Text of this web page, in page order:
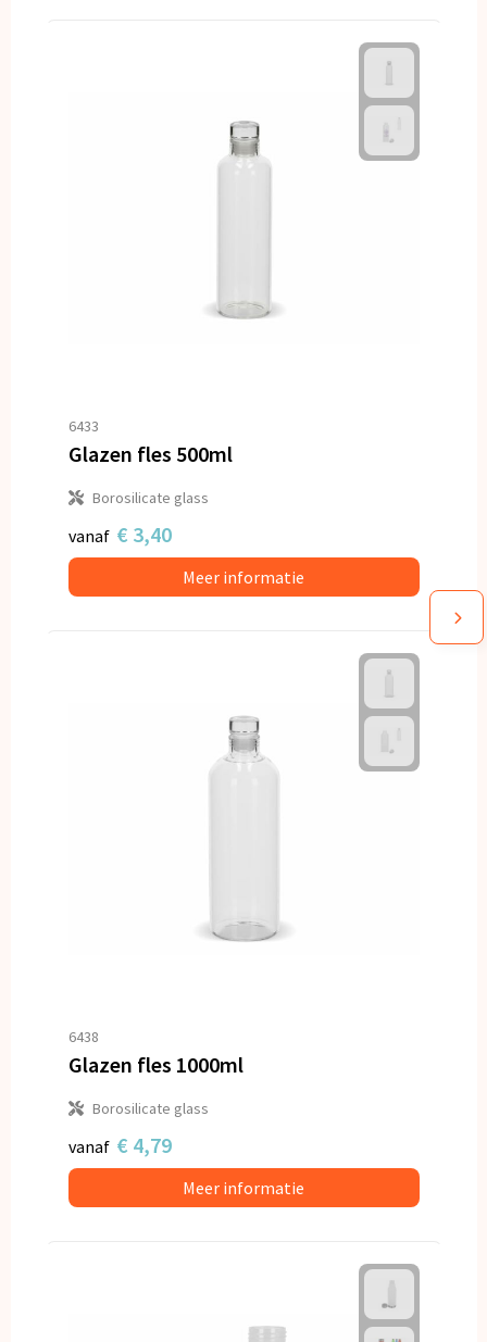
6433
Glazen fles 500ml
Borosilicate glass
vanaf € 3,40
Meer informatie
6438
Glazen fles 1000ml
Borosilicate glass
vanaf € 4,79
Meer informatie